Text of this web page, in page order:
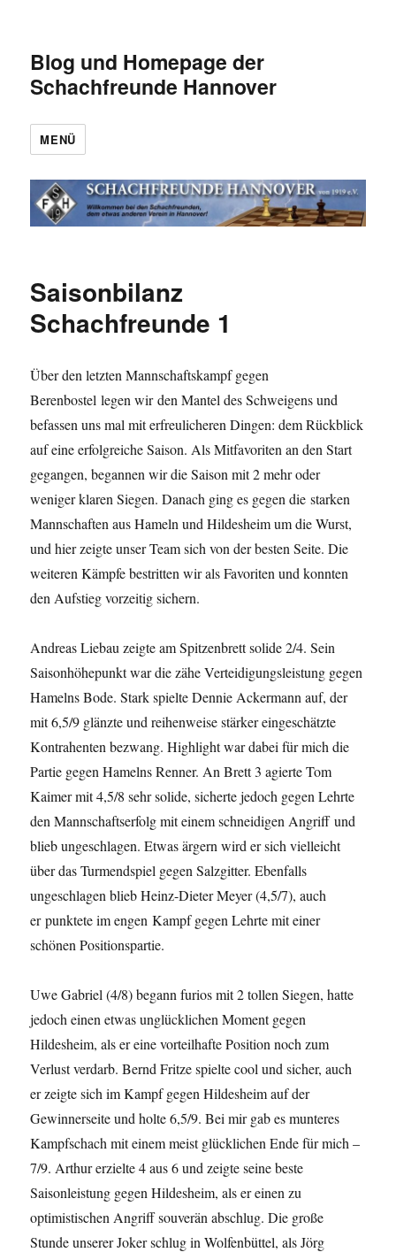
Blog und Homepage der
Schachfreunde Hannover
MENÜ
Saisonbilanz
Schachfreunde 1
Über den letzten Mannschaftskampf gegen
Berenbostel legen wir den Mantel des Schweigens und
befassen uns mal mit erfreulicheren Dingen: dem Rückblick
auf eine erfolgreiche Saison. Als Mitfavoriten an den Start
gegangen, begannen wir die Saison mit 2 mehr oder
weniger klaren Siegen. Danach ging es gegen die starken
Mannschaften aus Hameln und Hildesheim um die Wurst,
und hier zeigte unser Team sich von der besten Seite. Die
weiteren Kämpfe bestritten wir als Favoriten und konnten
den Aufstieg vorzeitig sichern.
Andreas Liebau zeigte am Spitzenbrett solide 2/4. Sein
Saisonhöhepunkt war die zähe Verteidigungsleistung gegen
Hamelns Bode. Stark spielte Dennie Ackermann auf, der
mit 6,5/9 glänzte und reihenweise stärker eingeschätzte
Kontrahenten bezwang. Highlight war dabei für mich die
Partie gegen Hamelns Renner. An Brett 3 agierte Tom
Kaimer mit 4,5/8 sehr solide, sicherte jedoch gegen Lehrte
den Mannschaftserfolg mit einem schneidigen Angriff und
blieb ungeschlagen. Etwas ärgern wird er sich vielleicht
über das Turmendspiel gegen Salzgitter. Ebenfalls
ungeschlagen blieb Heinz-Dieter Meyer (4,5/7), auch
er punktete im engen Kampf gegen Lehrte mit einer
schönen Positionspartie.
Uwe Gabriel (4/8) begann furios mit 2 tollen Siegen, hatte
jedoch einen etwas unglücklichen Moment gegen
Hildesheim, als er eine vorteilhafte Position noch zum
Verlust verdarb. Bernd Fritze spielte cool und sicher, auch
er zeigte sich im Kampf gegen Hildesheim auf der
Gewinnerseite und holte 6,5/9. Bei mir gab es munteres
Kampfschach mit einem meist glücklichen Ende für mich –
7/9. Arthur erzielte 4 aus 6 und zeigte seine beste
Saisonleistung gegen Hildesheim, als er einen zu
optimistischen Angriff souverän abschlug. Die große
Stunde unserer Joker schlug in Wolfenbüttel, als Jörg